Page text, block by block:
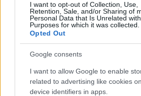
I want to opt-out of Collection, Use,
Retention, Sale, and/or Sharing of
Personal Data that Is Unrelated
Purposes for which it was collected.
Opted Out
Google consents
I want to allow Google to enable
related to advertising like cookies
device identifiers in apps.
„Egy nevadai
megérdemelt
Flows Reverse-
srecorder 2022. november 15.